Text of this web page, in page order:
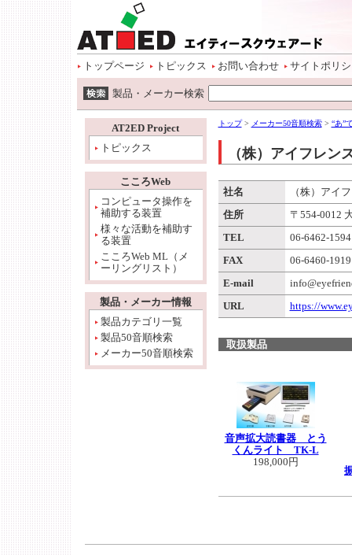
トップページ トピックス お問い合わせ サイトポリ
製品・メーカー検索
AT2ED Project
トピックス
こころWeb
コンピュータ操作を
補助する装置
様々な活動を補助す
る装置
こころWeb ML（メ
ーリングリスト）
製品・メーカー情報
製品カテゴリ一覧
製品50音順検索
メーカー50音順検索
トップ> メーカー50音順検索> “あ”
（株）アイフレン
社名
（株）アイ
住所
〒554-0012
TEL
06-6462-1594
FAX
06-6460-1919
E-mail
URL
https://
取扱製品
音声拡大読書器 とう
くんライト TK-L
198,000円